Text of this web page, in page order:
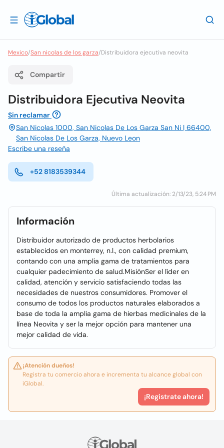
Mexico/San nicolas de los garza/Distribuidora ejecutiva neovita
Compartir
Distribuidora Ejecutiva Neovita
Sin reclamar
San Nicolas 1000, San Nicolas De Los Garza San Ni | 66400,
San Nicolas De Los Garza, Nuevo Leon
Escribe una reseña
+52 8183539344
Última actualización: 2/13/23, 5:24 PM
Información
Distribuidor autorizado de productos herbolarios
establecidos en monterrey, n.l., con calidad premium,
contando con una amplia gama de tratamientos para
cualquier padecimiento de salud.MisiónSer el líder en
calidad, atención y servicio satisfaciendo todas las
necesidades de nuestros consumidores. Promover el
consumo de todos los productos naturales elaborados a
base de toda la amplia gama de hierbas medicinales de la
línea Neovita y ser la mejor opción para mantener una
mejor calidad de vida.
¡Atención dueños!
Registra tu comercio ahora e incrementa tu alcance global con
iGlobal.
¡Registrate ahora!